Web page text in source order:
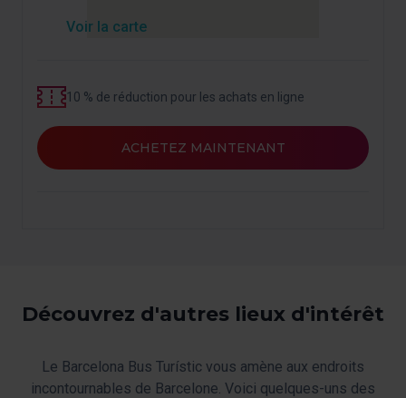
Voir la carte
10 % de réduction pour les achats en ligne
ACHETEZ MAINTENANT
Découvrez d'autres lieux d'intérêt
Le Barcelona Bus Turístic vous amène aux endroits
incontournables de Barcelone. Voici quelques-uns des